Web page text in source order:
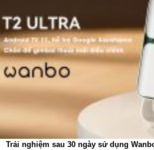
Trải nghiệm sau 30 ngày sử dụng